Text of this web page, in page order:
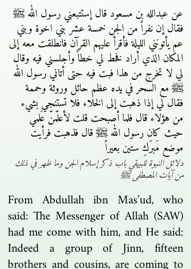
عن عبدالله بن مسعود قال إستتبعني رسول الله ﷺ
فقال إن نفراً من الجن خمسة عشر بني اخوة وبني
عم يأتونني الليلة فأقرأ عليهم القرآن فانطلقت معه إلى
المكان الذي أراد فخط لي خطاً وأجلسني فيه وقال
لي لا تخرج من هذا فبت فيه حتى أتاني رسول الله
ﷺ مع السحر في يده عظم حائل وروثة وحممة
فقال لي إذا ذهبت إلى الخلاء فلا تستنجي بشيء
من هؤلاء قال فلما أصبحت قلت لأعلّمنّ عَلمي
حيث كان رسول الله ﷺ قال فذهبت فرأيت
موضع مَبرَكِ ستين بعيراً
دلائل النبوة للبيهقي باب ذكر إسلام الجن وما ظهر في ذلك
من آيات المصطفى ﷺ
From Abdullah ibn Mas’ud, who
said: The Messenger of Allah (SAW)
had me come with him, and He said:
Indeed a group of Jinn, fifteen